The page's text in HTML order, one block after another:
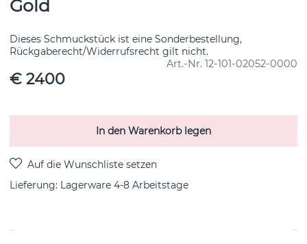
Gold
Dieses Schmuckstück ist eine Sonderbestellung,
Rückgaberecht/Widerrufsrecht gilt nicht.
Art.-Nr. 12-101-02052-0000
€ 2400
In den Warenkorb legen
Lieferung: Lagerware 4-8 Arbeitstage